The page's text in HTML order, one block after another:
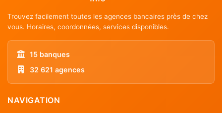
Trouvez facilement toutes les agences bancaires près de chez
vous. Horaires, coordonnées, services disponibles.
15 banques
32 621 agences
NAVIGATION